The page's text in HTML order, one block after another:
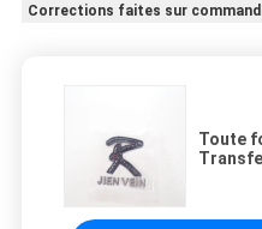
Corrections faites sur
Toute